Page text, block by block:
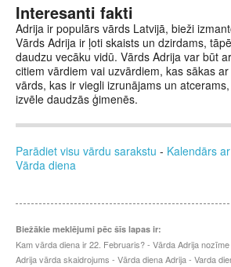
Interesanti fakti
Adrija ir populārs vārds Latvijā, bieži
Vārds Adrija ir ļoti skaists un dzirdams,
daudzu vecāku vidū. Vārds Adrija var būt
citiem vārdiem vai uzvārdiem, kas sākas
vārds, kas ir viegli izrunājams un
izvēle daudzās ģimenēs.
Parādiet visu vārdu sarakstu - Kalendārs
Vārda diena
Biežākie meklējumi pēc šīs lapas ir:
Kam vārda diena ir 22. Februaris? - Vārda Adrija
Adrija vārda skaidrojums - Vārda diena Adrija - Varda